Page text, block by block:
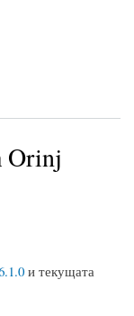
Orinj
и текущата